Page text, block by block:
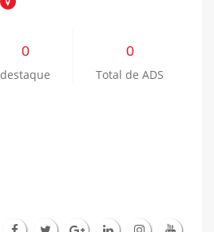
0
destaque
0
Total de ADS